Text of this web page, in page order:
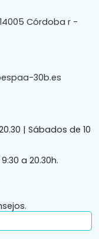
Córdoba r -
30b.es
| Sábados de 10
a 20.30h.